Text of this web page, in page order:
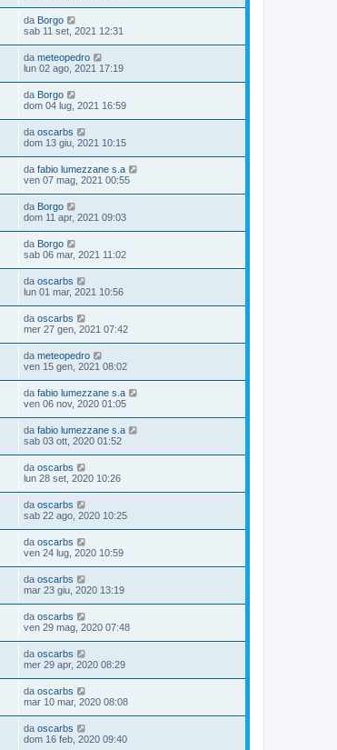
da Borgo
sab 11 set, 2021 12:31
da meteopedro
lun 02 ago, 2021 17:19
da Borgo
dom 04 lug, 2021 16:59
da oscarbs
dom 13 giu, 2021 10:15
da fabio lumezzane s.a
ven 07 mag, 2021 00:55
da Borgo
dom 11 apr, 2021 09:03
da Borgo
sab 06 mar, 2021 11:02
da oscarbs
lun 01 mar, 2021 10:56
da oscarbs
mer 27 gen, 2021 07:42
da meteopedro
ven 15 gen, 2021 08:02
da fabio lumezzane s.a
ven 06 nov, 2020 01:05
da fabio lumezzane s.a
sab 03 ott, 2020 01:52
da oscarbs
lun 28 set, 2020 10:26
da oscarbs
sab 22 ago, 2020 10:25
da oscarbs
ven 24 lug, 2020 10:59
da oscarbs
mar 23 giu, 2020 13:19
da oscarbs
ven 29 mag, 2020 07:48
da oscarbs
mer 29 apr, 2020 08:29
da oscarbs
mar 10 mar, 2020 08:08
da oscarbs
dom 16 feb, 2020 09:40